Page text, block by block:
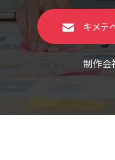
キメテ
制作会